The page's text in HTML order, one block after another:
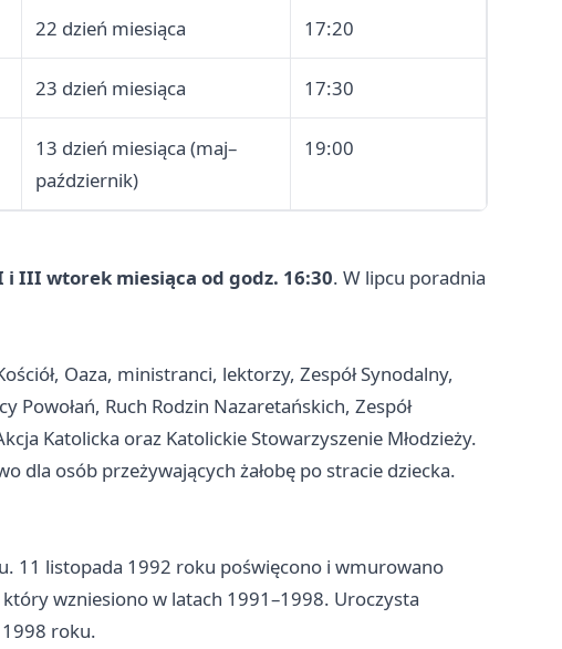
22 dzień miesiąca 17:20
23 dzień miesiąca 17:30
13 dzień miesiąca (maj–
październik)
19:00
i III wtorek miesiąca od godz. 16:30. W lipcu poradnia
Oaza, ministranci, lektorzy, Zespół Synodalny,
Powołań, Ruch Rodzin Nazaretańskich, Zespół
Katolicka oraz Katolickie Stowarzyszenie Młodzieży.
dla osób przeżywających żałobę po stracie dziecka.
11 listopada 1992 roku poświęcono i wmurowano
wzniesiono w latach 1991–1998. Uroczysta
roku.